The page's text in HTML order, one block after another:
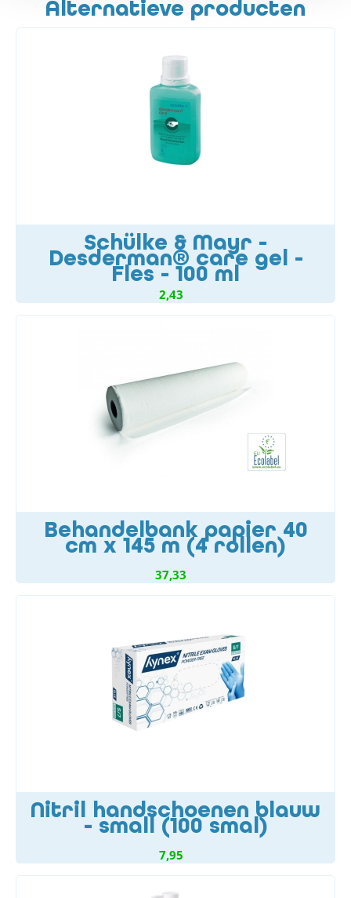
Alternatieve producten
Schülke & Mayr -
Desderman® care gel -
Fles - 100 ml
2,43
Behandelbank papier 40
cm x 145 m (4 rollen)
37,33
Nitril handschoenen blauw
- small (100 smal)
7,95